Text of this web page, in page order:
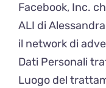
Facebook, Inc.
ALI di
il network di
Dati Personali
Luogo del